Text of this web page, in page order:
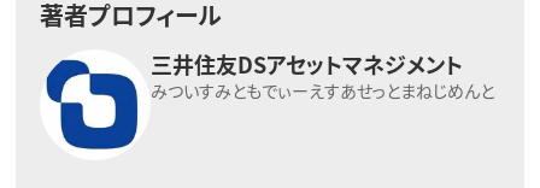
著者プロフィール
三井住友DSアセットマネジメント
みついすみともでぃーえすあせっとまねじめんと